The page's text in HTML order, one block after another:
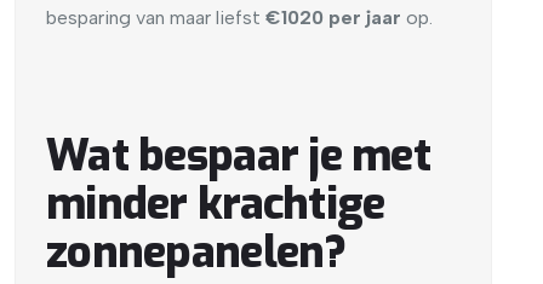
besparing van maar liefst €1020 per jaar op.
Wat bespaar je met
minder krachtige
zonnepanelen?